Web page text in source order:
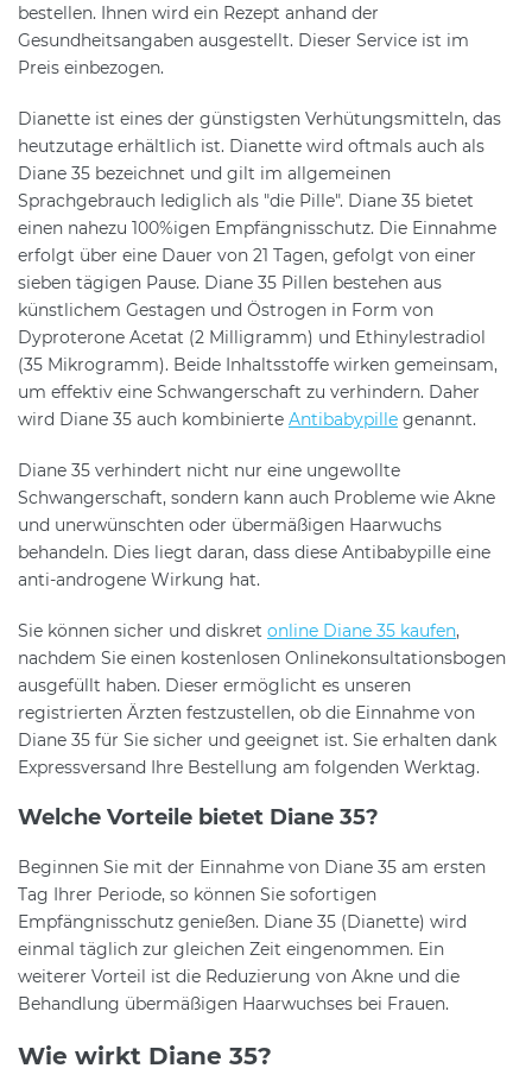
bestellen. Ihnen wird ein Rezept anhand der
Gesundheitsangaben ausgestellt. Dieser Service ist im
Preis einbezogen.
Dianette ist eines der günstigsten Verhütungsmitteln, das
heutzutage erhältlich ist. Dianette wird oftmals auch als
Diane 35 bezeichnet und gilt im allgemeinen
Sprachgebrauch lediglich als "die Pille". Diane 35 bietet
einen nahezu 100%igen Empfängnisschutz. Die Einnahme
erfolgt über eine Dauer von 21 Tagen, gefolgt von einer
sieben tägigen Pause. Diane 35 Pillen bestehen aus
künstlichem Gestagen und Östrogen in Form von
Dyproterone Acetat (2 Milligramm) und Ethinylestradiol
(35 Mikrogramm). Beide Inhaltsstoffe wirken gemeinsam,
um effektiv eine Schwangerschaft zu verhindern. Daher
wird Diane 35 auch kombinierte Antibabypille genannt.
Diane 35 verhindert nicht nur eine ungewollte
Schwangerschaft, sondern kann auch Probleme wie Akne
und unerwünschten oder übermäßigen Haarwuchs
behandeln. Dies liegt daran, dass diese Antibabypille eine
anti-androgene Wirkung hat.
Sie können sicher und diskret online Diane 35 kaufen,
nachdem Sie einen kostenlosen Onlinekonsultationsbogen
ausgefüllt haben. Dieser ermöglicht es unseren
registrierten Ärzten festzustellen, ob die Einnahme von
Diane 35 für Sie sicher und geeignet ist. Sie erhalten dank
Expressversand Ihre Bestellung am folgenden Werktag.
Welche Vorteile bietet Diane 35?
Beginnen Sie mit der Einnahme von Diane 35 am ersten
Tag Ihrer Periode, so können Sie sofortigen
Empfängnisschutz genießen. Diane 35 (Dianette) wird
einmal täglich zur gleichen Zeit eingenommen. Ein
weiterer Vorteil ist die Reduzierung von Akne und die
Behandlung übermäßigen Haarwuchses bei Frauen.
Wie wirkt Diane 35?